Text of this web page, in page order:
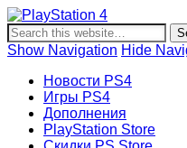
Новости и информация об
поколения Sony
Show Navigation Hide
Новости PS4
Игры PS4
Дополнения
PlayStation Store